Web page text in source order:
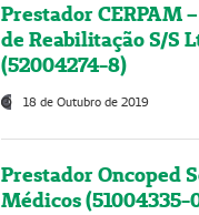
Prestador CERPAM
de Reabilitação S/S
(52004274-8)
18 de Outubro de 2019
Prestador Oncoped
Médicos (51004335-